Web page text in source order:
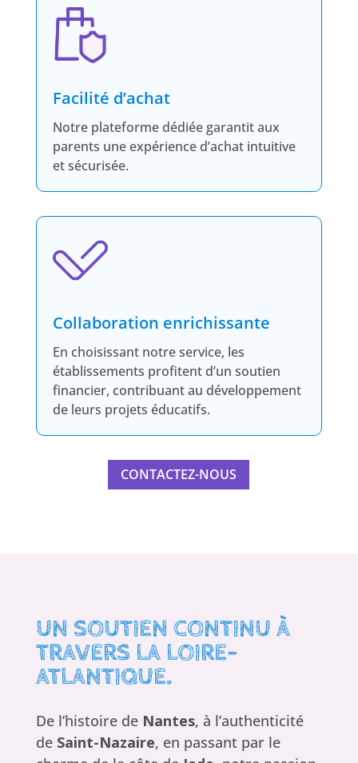
Facilité d’achat
Notre plateforme dédiée garantit aux
parents une expérience d’achat intuitive
et sécurisée.
Collaboration enrichissante
En choisissant notre service, les
établissements profitent d’un soutien
financier, contribuant au développement
de leurs projets éducatifs.
CONTACTEZ-NOUS
UN SOUTIEN CONTINU À
TRAVERS LA LOIRE-
ATLANTIQUE.
De l’histoire de Nantes, à l’authenticité
de Saint-Nazaire, en passant par le